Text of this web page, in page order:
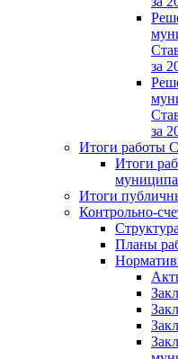
за
за
Итоги работы
Итоги
Итоги
Контрольно-
Структура
Планы